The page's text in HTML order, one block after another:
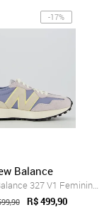
-17%
Balance
Tênis New Balance 327 V1 Feminino Lilás
R$ 499,90